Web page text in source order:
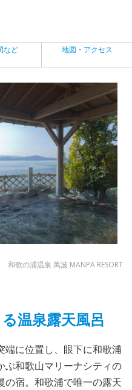
など 地図・アクセス
和歌の浦温泉 萬波 MANPA RESORT
温泉露天風呂
端に位置し、眼下に和歌浦
ぶ和歌山マリーナシティの
の宿。和歌浦で唯一の露天